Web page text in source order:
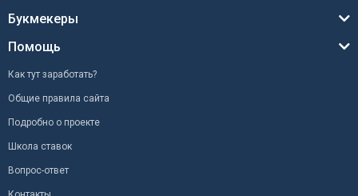
Букмекеры
Помощь
Как тут заработать?
Общие правила сайта
Подробно о проекте
Школа ставок
Вопрос-ответ